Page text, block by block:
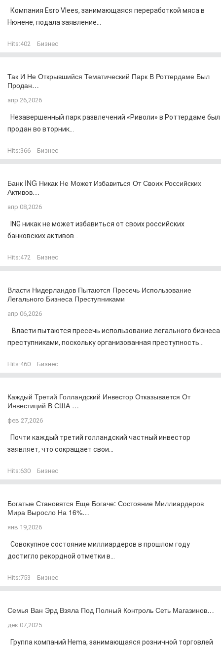
Компания Esro Vlees, занимающаяся переработкой мяса в
Нюнене, подала заявление...
Hits:402 Бизнес
Так И Не Открывшийся Тематический Парк В Роттердаме Был
Продан…
апр 26,2026
Незавершенный парк развлечений «Риволи» в Роттердаме был
продан во вторник...
Hits:366 Бизнес
Банк ING Никак Не Может Избавиться От Своих Российских
Активов…
апр 08,2026
ING никак не может избавиться от своих российских
банковских активов...
Hits:472 Бизнес
Власти Нидерландов Пытаются Пресечь Использование
Легального Бизнеса Преступниками
апр 06,2026
Власти пытаются пресечь использование легального бизнеса
преступниками, поскольку организованная преступность...
Hits:460 Бизнес
Каждый Третий Голландский Инвестор Отказывается От
Инвестиций В США …
фев 27,2026
Почти каждый третий голландский частный инвестор
заявляет, что сокращает свои...
Hits:630 Бизнес
Богатые Становятся Еще Богаче: Состояние Миллиардеров
Мира Выросло На 16%…
янв 19,2026
Совокупное состояние миллиардеров в прошлом году
достигло рекордной отметки в...
Hits:753 Бизнес
Семья Ван Эрд Взяла Под Полный Контроль Сеть Магазинов…
дек 07,2025
Группа компаний Hema, занимающаяся розничной торговлей